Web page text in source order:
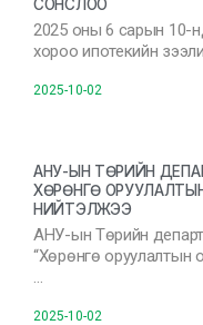
СОНСЛОО
2025 оны 6 сарын 10-
хороо ипотекийн
2025-10-02
АНУ-ЫН ТӨРИЙН
ХӨРӨНГӨ
НИЙТЭЛЖЭЭ
АНУ-ын Төрийн
“Хөрөнгө оруулалтын
…
2025-10-02